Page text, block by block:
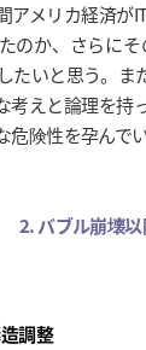
アメリカ経済
のか、さらに
たいと思う。
考えと論理を持
険性を孕んで
2. バブル崩壊
調整